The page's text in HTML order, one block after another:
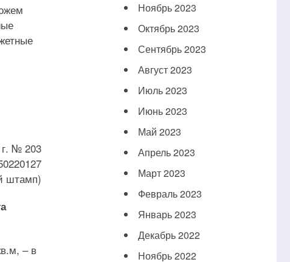
г. № 203
штамп)
– в
Ноябрь 2023
Октябрь 2023
Сентябрь 2023
Август 2023
Июль 2023
Июнь 2023
Май 2023
Апрель 2023
Март 2023
Февраль 2023
Январь 2023
Декабрь 2022
Ноябрь 2022